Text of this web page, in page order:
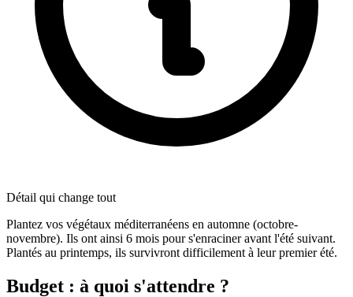
Détail qui change tout
Plantez vos végétaux méditerranéens en automne (octobre-
novembre). Ils ont ainsi 6 mois pour s'enraciner avant l'été suivant.
Plantés au printemps, ils survivront difficilement à leur premier été.
Budget : à quoi s'attendre ?